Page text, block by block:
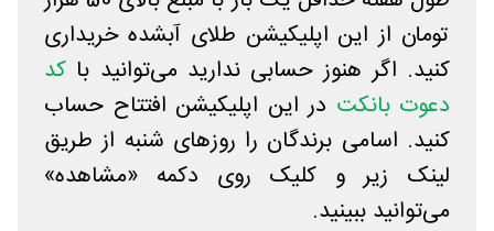
تومان از این اپلیکیشن طلای آبشده خریداری
کنید. اگر هنوز حسابی ندارید می‌توانید با کد
دعوت بانکت در این اپلیکیشن افتتاح حساب
کنید. اسامی برندگان را روزهای شنبه از طریق
لینک زیر و کلیک روی دکمه «مشاهده»
می‌توانید ببینید.